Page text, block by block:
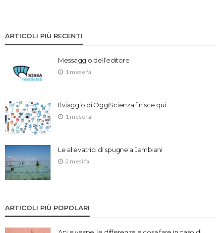
ARTICOLI PIÙ RECENTI
Messaggio dell’editore
1 mese fa
Il viaggio di OggiScienza finisce qui
1 mese fa
Le allevatrici di spugne a Jambiani
2 mesi fa
ARTICOLI PIÙ POPOLARI